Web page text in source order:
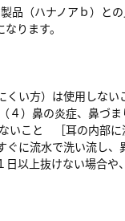
品（ハナノアｂ）と
ります。
くい方）は使用しな
４）鼻の炎症、鼻づ
いこと ［耳の内部に
に流水で洗い流し、
以上抜けない場合や